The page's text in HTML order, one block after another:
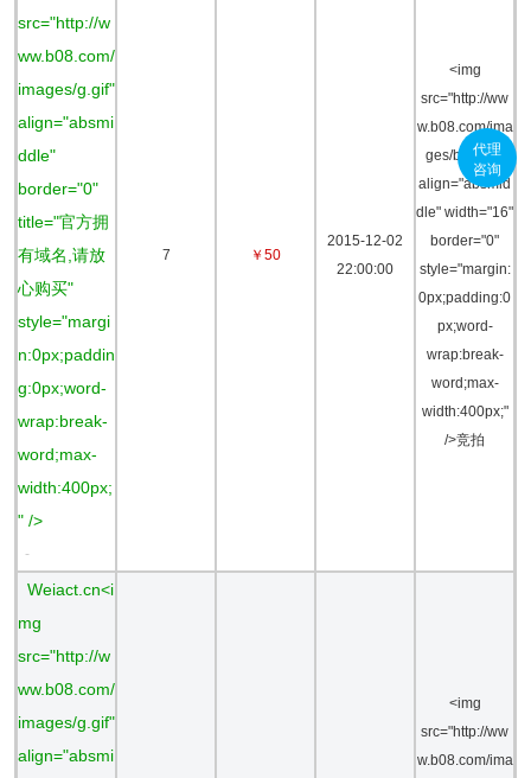
src="http://w
ww.b08.com/
images/g.gif"
align="absmi
ddle"
border="0"
title="官方拥
有域名,请放
心购买"
style="margi
n:0px;paddin
g:0px;word-
wrap:break-
word;max-
width:400px;
" />
-
7 ￥50
2015-12-02
22:00:00
<img
src="http://ww
w.b08.com/ima
ges/bid2.gif"
align="absmid
dle" width="16"
border="0"
style="margin:
0px;padding:0
px;word-
wrap:break-
word;max-
width:400px;"
/>竞拍
Weiact.cn<i
mg
src="http://w
ww.b08.com/
images/g.gif"
align="absmi
<img
src="http://ww
w.b08.com/ima
代理
咨询